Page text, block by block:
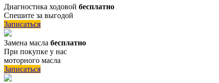
Диагностика ходовой бесплатно
Спешите за выгодой
Записаться
Замена масла бесплатно
При покупке у нас
моторного масла
Записаться